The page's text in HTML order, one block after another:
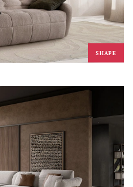
SHAPE